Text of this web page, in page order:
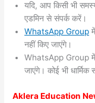
यदि, आप किसी भी
एडमिन से संपर्क करें।
WhatsApp Group
नहीं किए जाएंगे।
WhatsApp Group में
जाएंगे। कोई भी धार्मिक
AkleraEducation